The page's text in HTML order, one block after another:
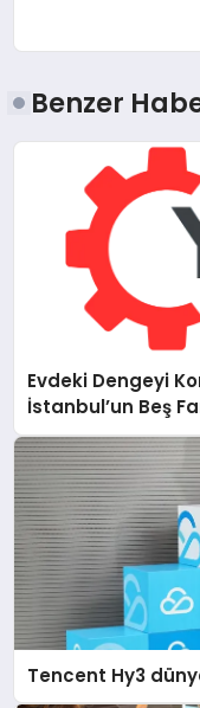
Benzer
Evdeki Dengeyi
İstanbul’un Beş
Gerçeği
Tencent Hy3